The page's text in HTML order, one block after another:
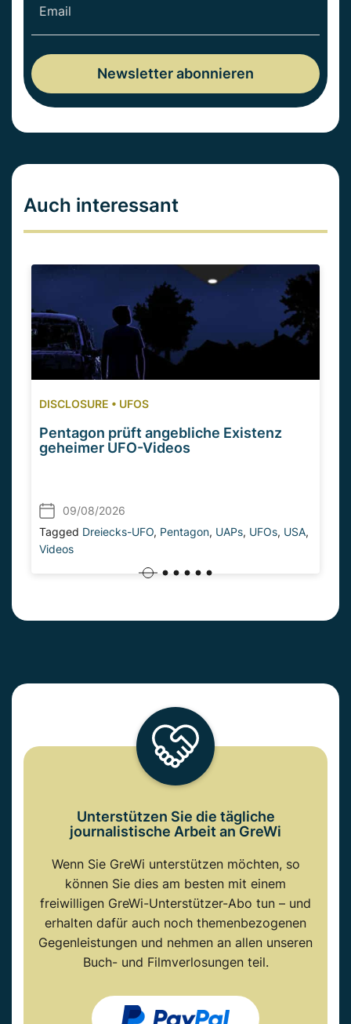
Auch interessant
DISCLOSURE • UFOS
Pentagon prüft angebliche Existenz
geheimer UFO-Videos
09/08/2026
Tagged Dreiecks-UFO, Pentagon, UAPs, UFOs, USA,
Videos
Unterstützen Sie die tägliche
journalistische Arbeit an GreWi
Wenn Sie GreWi unterstützen möchten, so
können Sie dies am besten mit einem
freiwilligen GreWi-Unterstützer-Abo tun – und
erhalten dafür auch noch themenbezogenen
Gegenleistungen und nehmen an allen unseren
Buch- und Filmverlosungen teil.